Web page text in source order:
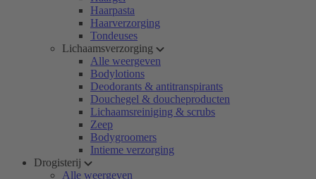
Haarpasta
Haarverzorging
Tondeuses
Lichaamsverzorging
Alle weergeven
Bodylotions
Deodorants & antitranspirants
Douchegel & doucheproducten
Lichaamsreiniging & scrubs
Zeep
Bodygroomers
Intieme verzorging
Drogisterij
Alle weergeven